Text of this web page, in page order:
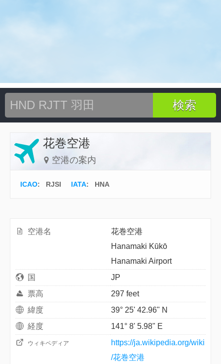
花巻空港
空港の案内
ICAO: RJSI IATA: HNA
空港名
花巻空港
Hanamaki Kūkō
Hanamaki Airport
国
JP
票高
297 feet
緯度
39° 25' 42.96" N
経度
141° 8' 5.98" E
ウィキペディア
https://ja.wikipedia.org/wiki
/花巻空港